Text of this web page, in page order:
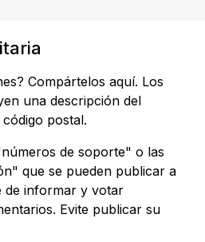
Compártelos aquí. Los
una descripción del
postal.
de soporte" o las
que se pueden publicar a
de informar y votar
Evite publicar su